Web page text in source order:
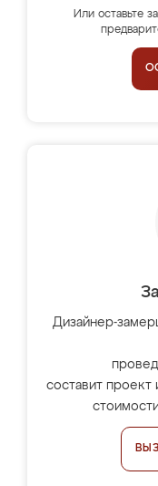
Или оставьте
Дизайнер-
составит проект